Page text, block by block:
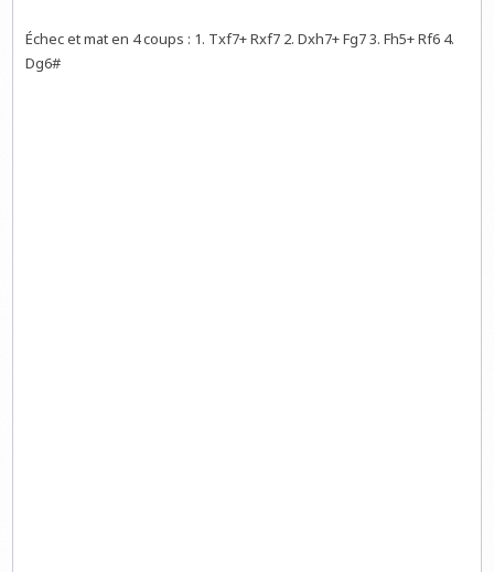
Échec et mat en 4 coups : 1. Txf7+ Rxf7 2. Dxh7+ Fg7 3. Fh5+ Rf6 4.
Dg6#